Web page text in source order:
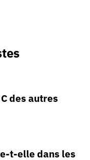
des autres
t-elle dans les